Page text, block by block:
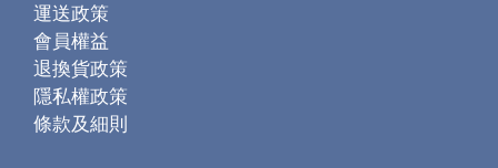
運送政策
會員權益
退換貨政策
隱私權政策
條款及細則